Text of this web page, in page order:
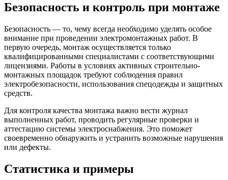
Безопасность и контроль при монтаже
Безопасность — то, чему всегда необходимо уделять особое
внимание при проведении электромонтажных работ. В
первую очередь, монтаж осуществляется только
квалифицированными специалистами с соответствующими
лицензиями. Работы в условиях активных строительно-
монтажных площадок требуют соблюдения правил
электробезопасности, использования спецодежды и защитных
средств.
Для контроля качества монтажа важно вести журнал
выполненных работ, проводить регулярные проверки и
аттестацию системы электроснабжения. Это поможет
своевременно обнаружить и устранить возможные нарушения
или дефекты.
Статистика и примеры